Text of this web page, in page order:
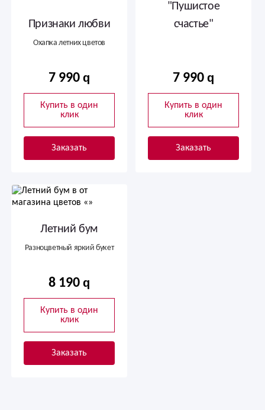
Признаки любви
Охапка летних цветов
7 990
Купить в один
клик
Заказать
"Пушистое
счастье"
7 990
Купить в один
клик
Заказать
Летний бум
Разноцветный яркий букет
8 190
Купить в один
клик
Заказать